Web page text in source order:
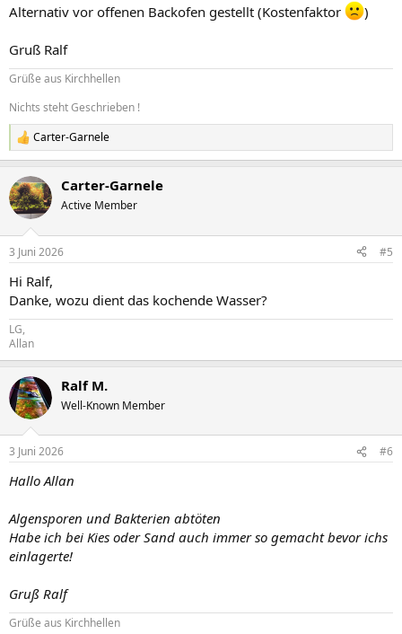
Alternativ vor offenen Backofen gestellt (Kostenfaktor )
Gruß Ralf
Grüße aus Kirchhellen
Nichts steht Geschrieben !
R
e
k
t
i
e
:
Carter-Garnele
Carter-Garnele
Active Member
3 Juni 2026 #5
Hi Ralf,
Danke, wozu dient das kochende Wasser?
LG,
Allan
Ralf M.
Well-Known Member
3 Juni 2026 #6
Hallo Allan
Algensporen und Bakterien abtöten
Habe ich bei Kies oder Sand auch immer so gemacht bevor ichs
einlagerte!
Gruß Ralf
Grüße aus Kirchhellen